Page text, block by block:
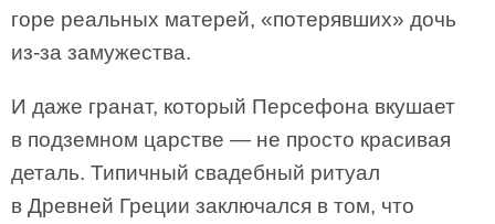
горе реальных матерей, «потерявших» дочь
из-за замужества.
И даже гранат, который Персефона вкушает
в подземном царстве — не просто красивая
деталь. Типичный свадебный ритуал
в Древней Греции заключался в том, что